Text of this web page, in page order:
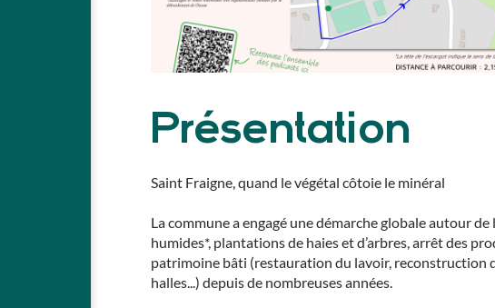
Présentation
Saint Fraigne, quand le végétal côtoie le minéral
La commune a engagé une démarche globale autour
humides*, plantations de haies et d’arbres, arrêt des
patrimoine bâti (restauration du lavoir, reconstruction
halles...) depuis de nombreuses années.